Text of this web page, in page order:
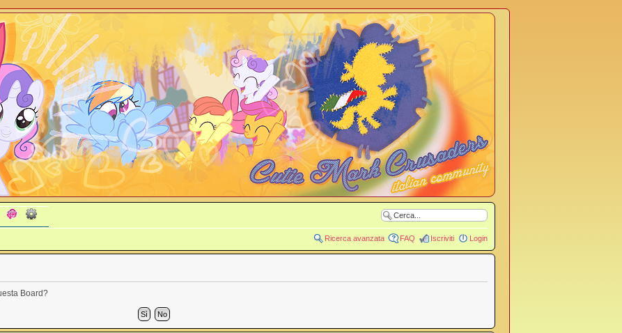
Ricerca avanzata FAQ Iscriviti Login
Board?